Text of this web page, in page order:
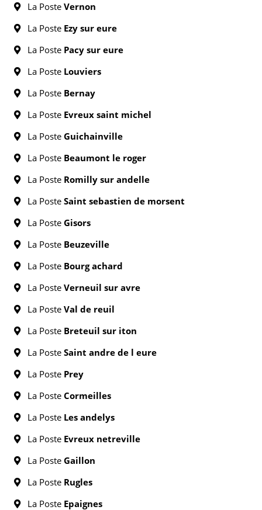
La Poste Vernon
La Poste Ezy sur eure
La Poste Pacy sur eure
La Poste Louviers
La Poste Bernay
La Poste Evreux saint michel
La Poste Guichainville
La Poste Beaumont le roger
La Poste Romilly sur andelle
La Poste Saint sebastien de morsent
La Poste Gisors
La Poste Beuzeville
La Poste Bourg achard
La Poste Verneuil sur avre
La Poste Val de reuil
La Poste Breteuil sur iton
La Poste Saint andre de l eure
La Poste Prey
La Poste Cormeilles
La Poste Les andelys
La Poste Evreux netreville
La Poste Gaillon
La Poste Rugles
La Poste Epaignes